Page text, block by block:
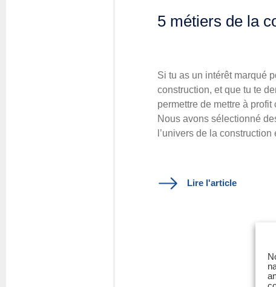
5 métiers de la
Si tu as un intérêt marqué
construction, et que tu te
permettre de mettre à
Nous avons sélectionné
l’univers de la construction
Lire l'article